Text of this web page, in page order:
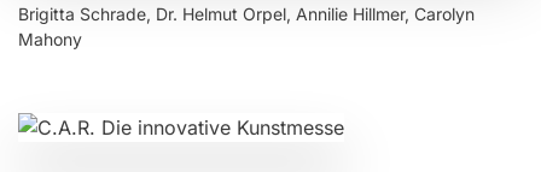
Brigitta Schrade, Dr. Helmut Orpel, Annilie Hillmer, Carolyn
Mahony